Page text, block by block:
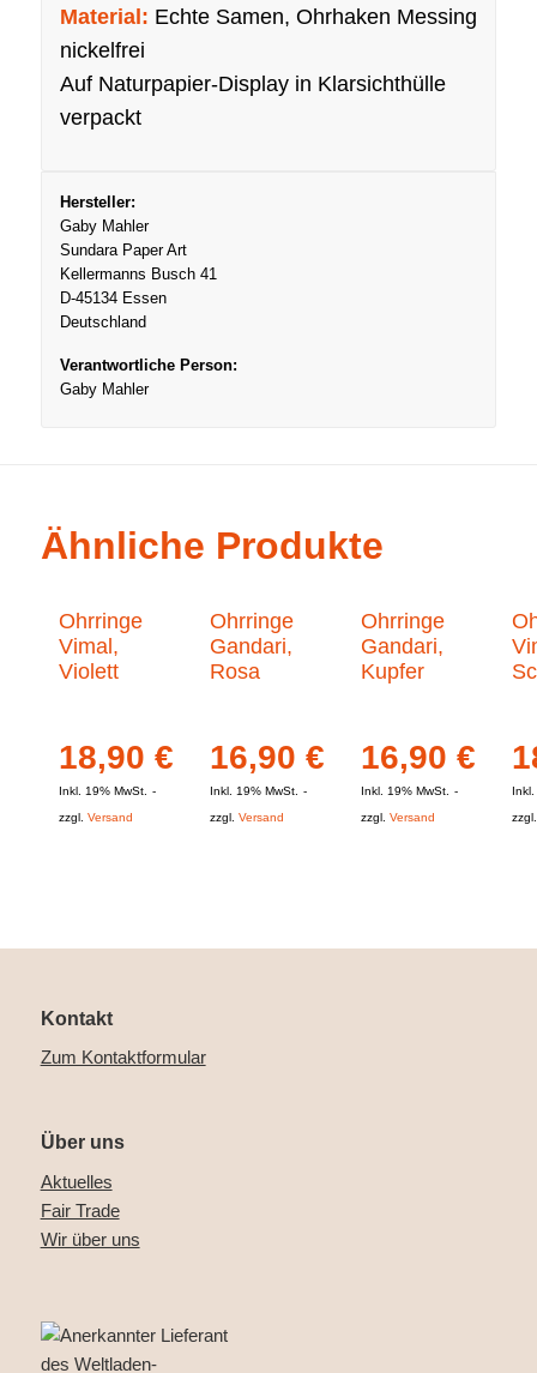
Material: Echte Samen, Ohrhaken Messing
nickelfrei
Auf Naturpapier-Display in Klarsichthülle
verpackt
Hersteller:
Gaby Mahler
Sundara Paper Art
Kellermanns Busch 41
D-45134 Essen
Deutschland
Verantwortliche Person:
Gaby Mahler
Ähnliche Produkte
Ohrringe
Vimal,
Violett
18,90 €
Inkl. 19% MwSt.
zzgl. Versand
Ohrringe
Gandari,
Rosa
16,90 €
Inkl. 19% MwSt.
zzgl. Versand
Ohrringe
Gandari,
Kupfer
16,90 €
Inkl. 19% MwSt.
zzgl. Versand
Kontakt
Zum Kontaktformular
Über uns
Aktuelles
Fair Trade
Wir über uns